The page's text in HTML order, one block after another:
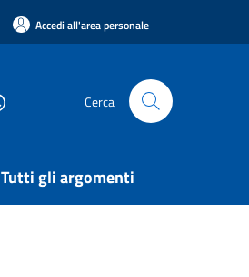
Accedi all'area personale
Cerca
Tutti gli argomenti